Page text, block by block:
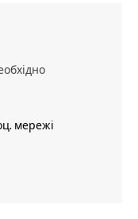
мережі